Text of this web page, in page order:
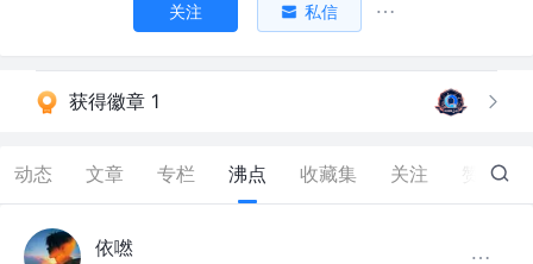
关注 私信
获得徽章 1
动态 文章 专栏 沸点 收藏集 关注 12
依嘫